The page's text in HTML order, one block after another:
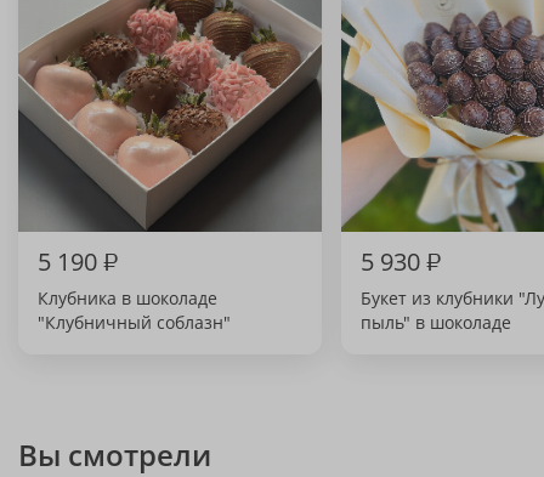
5 190₽
Клубника в шоколаде
"Клубничный соблазн"
5 930₽
Букет из клубники
пыль" в шоколаде
Вы смотрели